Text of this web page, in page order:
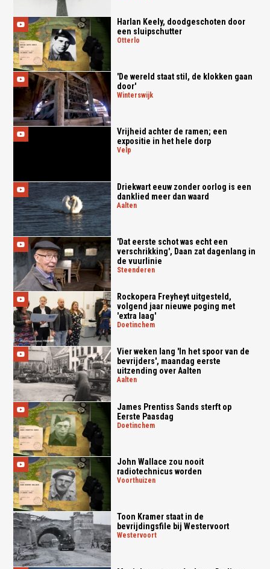
Harlan Keely, doodgeschoten door
een sluipschutter
otterlo
'De wereld staat stil, de klokken gaan
door'
winterswijk
Vrijheid achter de ramen; een
expositie in het hele dorp
velp
Driekwart eeuw zonder oorlog is een
danklied meer dan waard
aalten
'Dat eerste schot was echt een
verschrikking', Daan zat dagenlang in
de vuurlinie
steenderen
Rockopera Freyheyt uitgesteld,
volgend jaar nieuwe poging met
'extra laag'
doetinchem
Vier weken lang 'In het spoor van de
bevrijders', maandag eerste
uitzending over Aalten
aalten
James Prentiss Sands sterft op
Eerste Paasdag
doetinchem
John Wallace zou nooit
radiotechnicus worden
voorthuizen
Toon Kramer staat in de
bevrijdingsfile bij Westervoort
westervoort